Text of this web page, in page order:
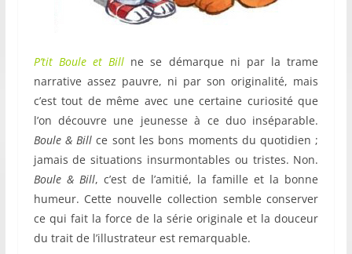
P’tit Boule et Bill ne se démarque ni par la trame
narrative assez pauvre, ni par son originalité, mais
c’est tout de même avec une certaine curiosité que
l’on découvre une jeunesse à ce duo inséparable.
Boule & Bill ce sont les bons moments du quotidien ;
jamais de situations insurmontables ou tristes. Non.
Boule & Bill, c’est de l’amitié, la famille et la bonne
humeur. Cette nouvelle collection semble conserver
ce qui fait la force de la série originale et la douceur
du trait de l’illustrateur est remarquable.